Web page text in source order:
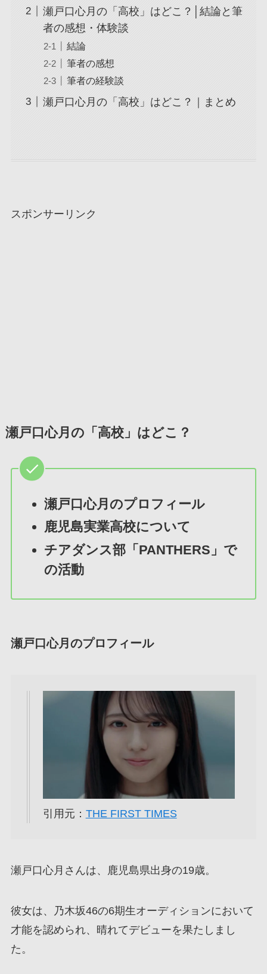
瀬戸口心月の「高校」はどこ？│結論と筆
者の感想・体験談
結論
筆者の感想
筆者の経験談
瀬戸口心月の「高校」はどこ？｜まとめ
スポンサーリンク
瀬戸口心月の「高校」はどこ？
瀬戸口心月のプロフィール
鹿児島実業高校について
チアダンス部「PANTHERS」で
の活動
瀬戸口心月のプロフィール
引用元： THE FIRST TIMES
瀬戸口心月さんは、鹿児島県出身の19歳。
彼女は、乃木坂46の6期生オーディションにおいて
才能を認められ、晴れてデビューを果たしまし
た。